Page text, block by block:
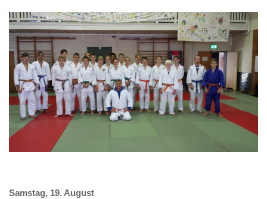
Samstag, 19. August